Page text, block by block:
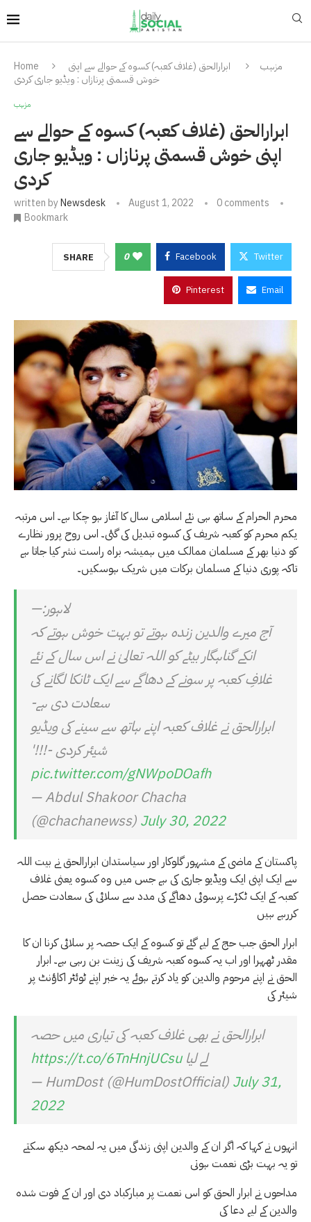
Home مزہب
ابرارالحق (غلاف کعبہ) کسوہ کے حوالے سے اپنی
خوش قسمتی پرنازاں : ویڈیو جاری کردی
مزہب
ابرارالحق (غلاف کعبہ) کسوہ کے حوالے سے
اپنی خوش قسمتی پرنازاں : ویڈیو جاری
کردی
written byNewsdesk August 1, 2022
0 comments
Bookmark
SHARE 0 Facebook Twitter
Pinterest Email
محرم الحرام کے ساتھ ہی نئے اسلامی سال کا آغاز ہو چکا ہے۔ اس مرتبہ
یکم محرم کو کعبہ شریف کی کسوہ تبدیل کی گئی۔ اس روح پرور نظارے
کو دنیا بھر کے مسلمان ممالک میں ہمیشہ براہ راست نشر کیا جاتا ہے
تاکہ پوری دنیا کے مسلمان برکات میں شریک ہوسکیں۔
لاہور:—
آج میرے والدین زندہ ہوتے تو بہت خوش ہوتے کہ
انکے گناہگار بیٹے کو اللہ تعالیٰ نے اس سال کے نئے
غلافِ کعبہ پر سونے کے دھاگے سے ایک ٹانکا لگانے کی
سعادت دی ہے-
ابرارالحق نے غلاف کعبہ اپنے ہاتھ سے سینے کی ویڈیو
شیئر کردی -!!!'
pic.twitter.com/gNWpoDOafh
— Abdul Shakoor Chacha
(@chachanewss) July 30, 2022
پاکستان کے ماضی کے مشہور گلوکار اور سیاستدان ابرارالحق نے بیت اللہ
سے ایک اپنی ایک ویڈیو جاری کی ہے جس میں وہ کسوہ یعنی غلاف
کعبہ کے ایک ٹکڑے پرسوئی دھاگے کی مدد سے سلائی کی سعادت حصل
کررہے ہیں
ابرار الحق جب حج کے لیے گئے تو کسوہ کے ایک حصہ پر سلائی کرنا ان کا
مقدر ٹھہرا اور اب یہ کسوہ کعبہ شریف کی زینت بن رہی ہے۔ ابرار
الحق نے اپنے مرحوم والدین کو یاد کرتے ہوئے یہ خبر اپنے ٹوئٹر اکاؤنٹ پر
شیئر کی
ابرارالحق نے بھی غلاف کعبہ کی تیاری میں حصہ
لے لیاhttps://t.co/6TnHnjUCsu
— HumDost (@HumDostOfficial) July 31,
2022
انہوں نے کہا کہ اگر ان کے والدین اپنی زندگی میں یہ لمحہ دیکھ سکتے
تو یہ بہت بڑی نعمت ہوتی
مداحوں نے ابرار الحق کو اس نعمت پر مبارکباد دی اور ان کے فوت شدہ
والدین کے لیے دعا کی